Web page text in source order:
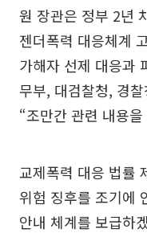
원 장관은 정부 2년
젠더폭력 대응체계
가해자 선제 대응과
무부, 대검찰청, 경
“조만간 관련 내용
교제폭력 대응 법률
위험 징후를 조기에
안내 체계를 보급하